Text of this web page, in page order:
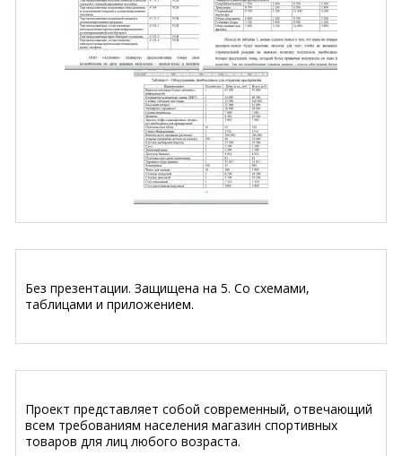
Без презентации. Защищена на 5. Со схемами,
таблицами и приложением.
Проект представляет собой современный, отвечающий
всем требованиям населения магазин спортивных
товаров для лиц любого возраста.